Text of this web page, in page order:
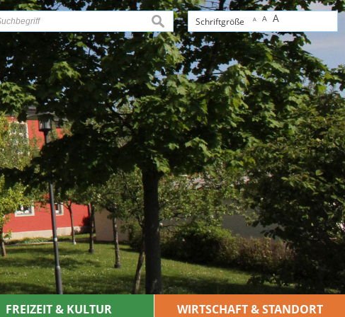
Schriftgröße A A A
suchen
FREIZEIT & KULTUR WIRTSCHAFT & STANDORT